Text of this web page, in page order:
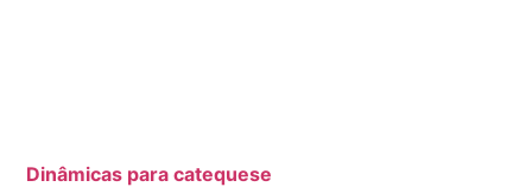
Dinâmicas para catequese